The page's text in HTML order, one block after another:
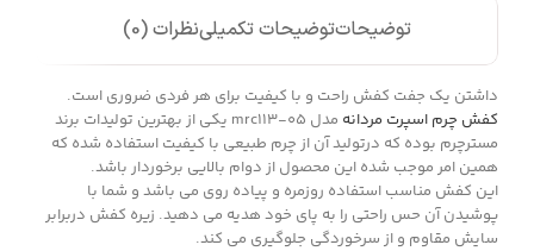
توضیحاتتوضیحات تکمیلینظرات (0)
داشتن یک جفت کفش راحت و با کیفیت برای هر فردی ضروری است.
کفش چرم اسپرت مردانه
مدل mrc113-05 یکی از بهترین تولیدات برند
مسترچرم بوده که درتولید آن از چرم طبیعی با کیفیت استفاده شده که
همین امر موجب شده این محصول از دوام بالایی برخوردار باشد.
این کفش مناسب استفاده روزمره و پیاده روی می باشد و شما با
پوشیدن آن حس راحتی را به پای خود هدیه می دهید. زیره کفش دربرابر
سایش مقاوم و از سرخوردگی جلوگیری می کند.